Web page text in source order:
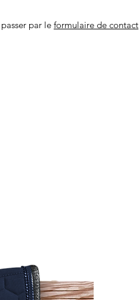
par le formulaire de contact